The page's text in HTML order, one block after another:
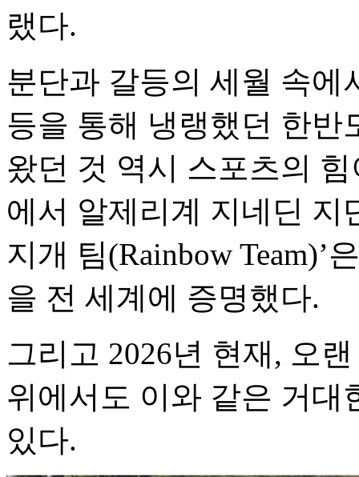
랬다.
분단과 갈등의 세월 속에
등을 통해 냉랭했던 한반
왔던 것 역시 스포츠의
에서 알제리계 지네딘 지
지개 팀(Rainbow Team)’
을 전 세계에 증명했다.
그리고 2026년 현재, 오
위에서도 이와 같은 거대
있다.